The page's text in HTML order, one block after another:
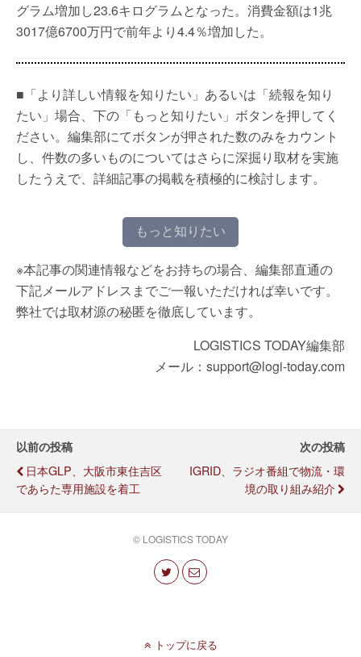
グラム増加し23.6キログラムとなった。消費金額は1兆
3017億6700万円で前年より4.4％増加した。
■「より詳しい情報を知りたい」あるいは「続報を知り
たい」場合、下の「もっと知りたい」ボタンを押してく
ださい。編集部にてボタンが押された数のみをカウント
し、件数の多いものについてはさらに深掘り取材を実施
したうえで、詳細記事の掲載を積極的に検討します。
もっと知りたい
※本記事の関連情報などをお持ちの場合、編集部直通の
下記メールアドレスまでご一報いただければ幸いです。
弊社では取材源の秘匿を徹底しています。
LOGISTICS TODAY編集部
メール：support@logi-today.com
以前の投稿
日本GLP、大阪市東住吉区
であらた専用施設を着工
次の投稿
IGRID、ラジオ番組で物流・環
境の取り組み紹介
© LOGISTICS TODAY
トップに戻る